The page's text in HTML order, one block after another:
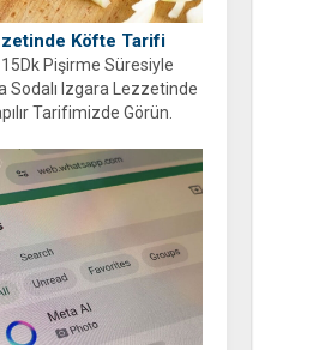
Köfte Tarifi
Pişirme Süresiyle
Sodalı Izgara Lezzetinde
Tarifimizde Görün.